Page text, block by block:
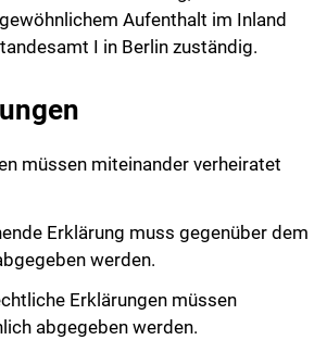
Aufenthalt im Inland
I in Berlin zuständig.
müssen miteinander verheiratet
Erklärung muss gegenüber dem
werden.
Erklärungen müssen
abgegeben werden.